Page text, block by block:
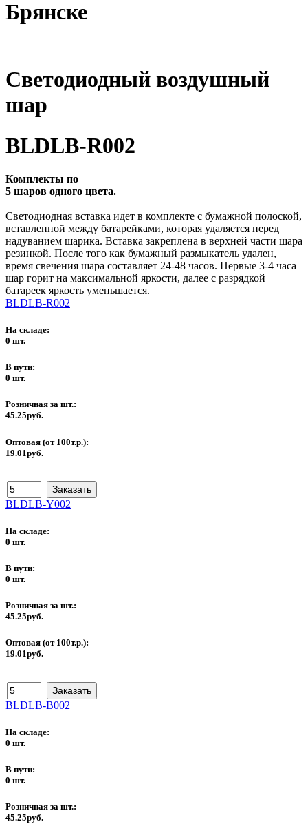
Брянске
Светодиодный воздушный
шар
BLDLB-R002
Комплекты по
5 шаров одного цвета.
Светодиодная вставка идет в комплекте с бумажной полоской,
вставленной между батарейками, которая удаляется перед
надуванием шарика. Вставка закреплена в верхней части шара
резинкой. После того как бумажный размыкатель удален,
время свечения шара составляет 24-48 часов. Первые 3-4 часа
шар горит на максимальной яркости, далее с разрядкой
батареек яркость уменьшается.
BLDLB-R002
На складе:
0 шт.
В пути:
0 шт.
Розничная за шт.:
45.25руб.
Оптовая (от 100т.р.):
19.01руб.
BLDLB-Y002
На складе:
0 шт.
В пути:
0 шт.
Розничная за шт.:
45.25руб.
Оптовая (от 100т.р.):
19.01руб.
BLDLB-B002
На складе:
0 шт.
В пути:
0 шт.
Розничная за шт.:
45.25руб.